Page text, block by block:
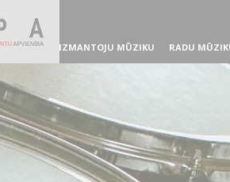
IZMANTOJU MŪZIKU RADU